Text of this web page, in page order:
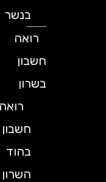
בנשר
רואה
חשבון
בשרון
רואה
חשבון
בהוד
השרון